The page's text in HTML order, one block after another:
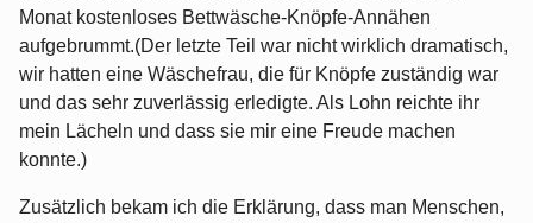
Monat kostenloses Bettwäsche-Knöpfe-Annähen
aufgebrummt.(Der letzte Teil war nicht wirklich dramatisch,
wir hatten eine Wäschefrau, die für Knöpfe zuständig war
und das sehr zuverlässig erledigte. Als Lohn reichte ihr
mein Lächeln und dass sie mir eine Freude machen
konnte.)
Zusätzlich bekam ich die Erklärung, dass man Menschen,